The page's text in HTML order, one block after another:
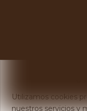
Utilizamos cookies
nuestros servicios y